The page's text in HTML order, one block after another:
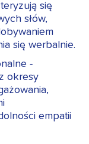
się
słów,
się werbalnie.
-
okresy
empatii